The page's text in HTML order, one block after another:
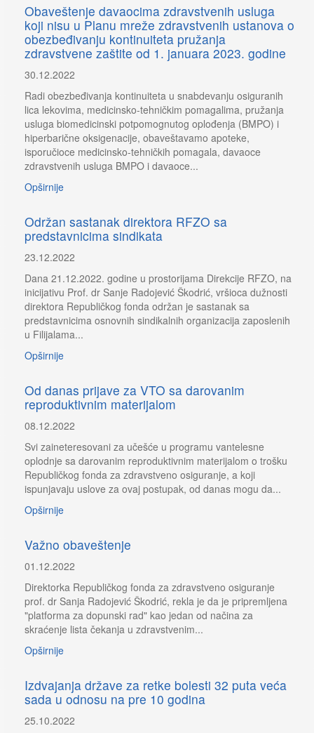
Obaveštenje davaocima zdravstvenih usluga
koji nisu u Planu mreže zdravstvenih ustanova o
obezbeđivanju kontinuiteta pružanja
zdravstvene zaštite od 1. januara 2023. godine
30.12.2022
Radi obezbeđivanja kontinuiteta u snabdevanju osiguranih
lica lekovima, medicinsko-tehničkim pomagalima, pružanja
usluga biomedicinski potpomognutog oplođenja (BMPO) i
hiperbarične oksigenacije, obaveštavamo apoteke,
isporučioce medicinsko-tehničkih pomagala, davaoce
zdravstvenih usluga BMPO i davaoce...
Opširnije
Održan sastanak direktora RFZO sa
predstavnicima sindikata
23.12.2022
Dana 21.12.2022. godine u prostorijama Direkcije RFZO, na
inicijativu Prof. dr Sanje Radojević Škodrić, vršioca dužnosti
direktora Republičkog fonda održan je sastanak sa
predstavnicima osnovnih sindikalnih organizacija zaposlenih
u Filijalama...
Opširnije
Od danas prijave za VTO sa darovanim
reproduktivnim materijalom
08.12.2022
Svi zaineteresovani za učešće u programu vantelesne
oplodnje sa darovanim reproduktivnim materijalom o trošku
Republičkog fonda za zdravstveno osiguranje, a koji
ispunjavaju uslove za ovaj postupak, od danas mogu da...
Opširnije
Važno obaveštenje
01.12.2022
Direktorka Republičkog fonda za zdravstveno osiguranje
prof. dr Sanja Radojević Škodrić, rekla je da je pripremljena
"platforma za dopunski rad" kao jedan od načina za
skraćenje lista čekanja u zdravstvenim...
Opširnije
Izdvajanja države za retke bolesti 32 puta veća
sada u odnosu na pre 10 godina
25.10.2022